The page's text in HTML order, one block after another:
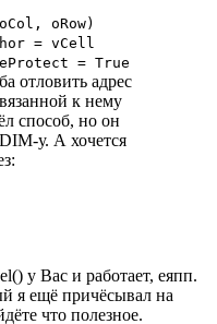
oRow)
= vCell
= True
отловить адрес
к нему
способ, но он
у. А хочется
у Вас и работает, еяпп.
я ещё причёсывал на
что полезное.